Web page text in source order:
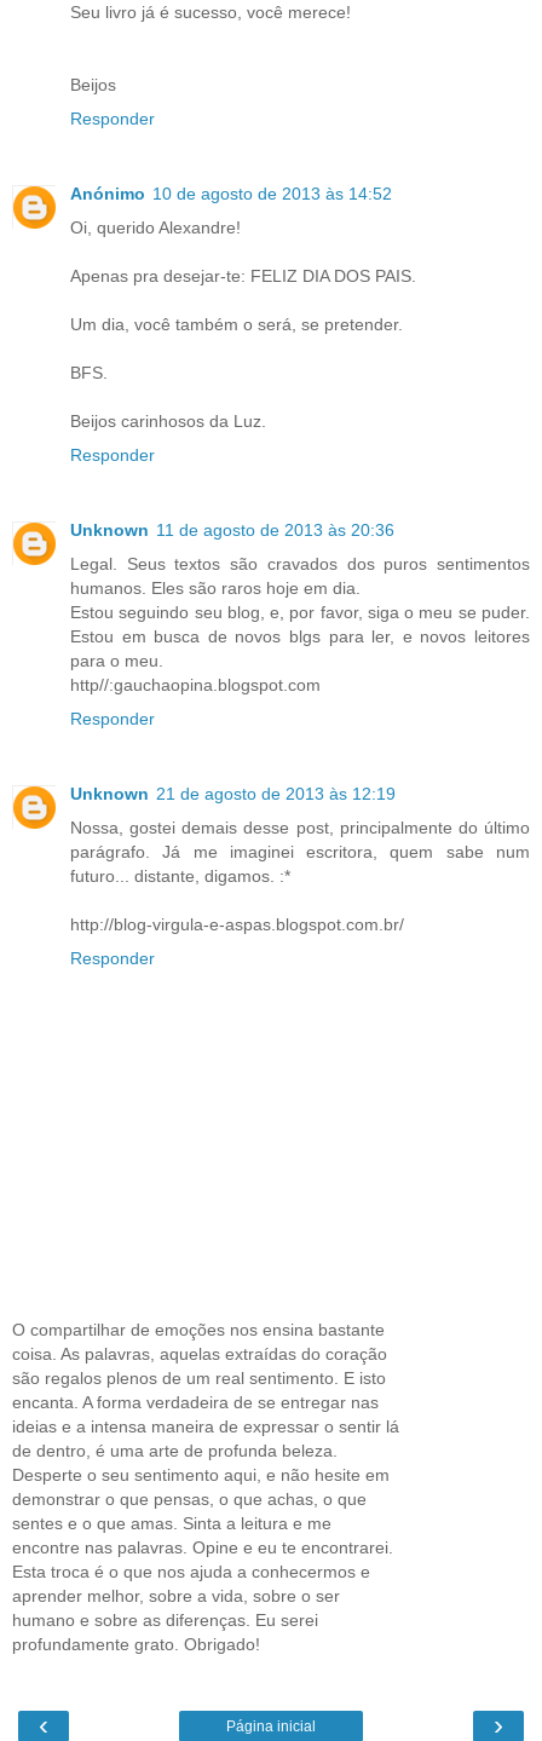
Seu livro já é sucesso, você merece!
Beijos
Responder
Anónimo 10 de agosto de 2013 às 14:52
Oi, querido Alexandre!
Apenas pra desejar-te: FELIZ DIA DOS PAIS.
Um dia, você também o será, se pretender.
BFS.
Beijos carinhosos da Luz.
Responder
Unknown 11 de agosto de 2013 às 20:36
Legal. Seus textos são cravados dos puros sentimentos
humanos. Eles são raros hoje em dia.
Estou seguindo seu blog, e, por favor, siga o meu se puder.
Estou em busca de novos blgs para ler, e novos leitores
para o meu.
http//:gauchaopina.blogspot.com
Responder
Unknown 21 de agosto de 2013 às 12:19
Nossa, gostei demais desse post, principalmente do último
parágrafo. Já me imaginei escritora, quem sabe num
futuro... distante, digamos. :*
http://blog-virgula-e-aspas.blogspot.com.br/
Responder
O compartilhar de emoções nos ensina bastante
coisa. As palavras, aquelas extraídas do coração
são regalos plenos de um real sentimento. E isto
encanta. A forma verdadeira de se entregar nas
ideias e a intensa maneira de expressar o sentir lá
de dentro, é uma arte de profunda beleza.
Desperte o seu sentimento aqui, e não hesite em
demonstrar o que pensas, o que achas, o que
sentes e o que amas. Sinta a leitura e me
encontre nas palavras. Opine e eu te encontrarei.
Esta troca é o que nos ajuda a conhecermos e
aprender melhor, sobre a vida, sobre o ser
humano e sobre as diferenças. Eu serei
profundamente grato. Obrigado!
‹ ›
Página inicial